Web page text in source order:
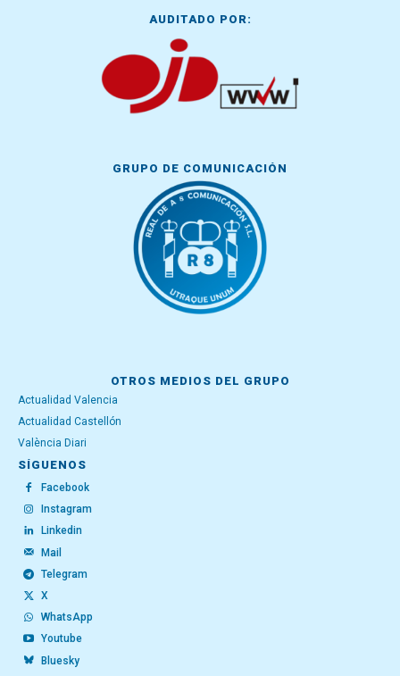
AUDITADO POR:
GRUPO DE COMUNICACIÓN
OTROS MEDIOS DEL GRUPO
Actualidad Valencia
Actualidad Castellón
València Diari
SÍGUENOS
Facebook
Instagram
Linkedin
Mail
Telegram
X
WhatsApp
Youtube
Bluesky